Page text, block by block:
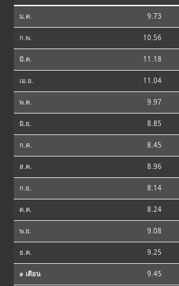
ม.ค. 9.73
ก.พ. 10.56
มี.ค. 11.18
เม.ย. 11.04
พ.ค. 9.97
มิ.ย. 8.85
ก.ค. 8.45
ส.ค. 8.96
ก.ย. 8.14
ต.ค. 8.24
พ.ย. 9.08
ธ.ค. 9.25
⌀ เดือน 9.45